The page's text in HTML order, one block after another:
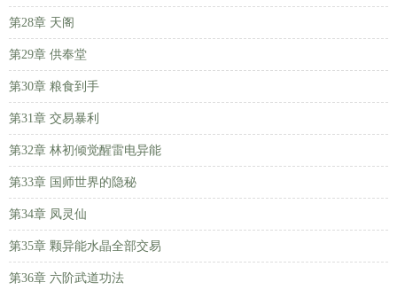
第28章 天阁
第29章 供奉堂
第30章 粮食到手
第31章 交易暴利
第32章 林初倾觉醒雷电异能
第33章 国师世界的隐秘
第34章 凤灵仙
第35章 颗异能水晶全部交易
第36章 六阶武道功法